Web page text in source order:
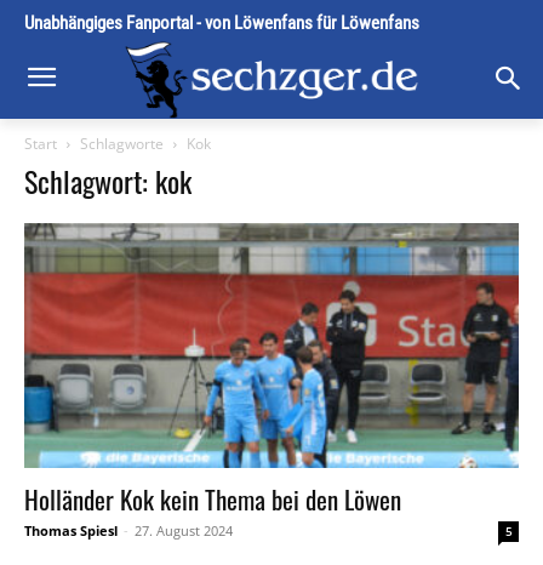
Unabhängiges Fanportal - von Löwenfans für Löwenfans
Start Schlagworte Kok
Schlagwort: kok
Holländer Kok kein Thema bei den Löwen
Thomas Spiesl - 27. August 2024 5